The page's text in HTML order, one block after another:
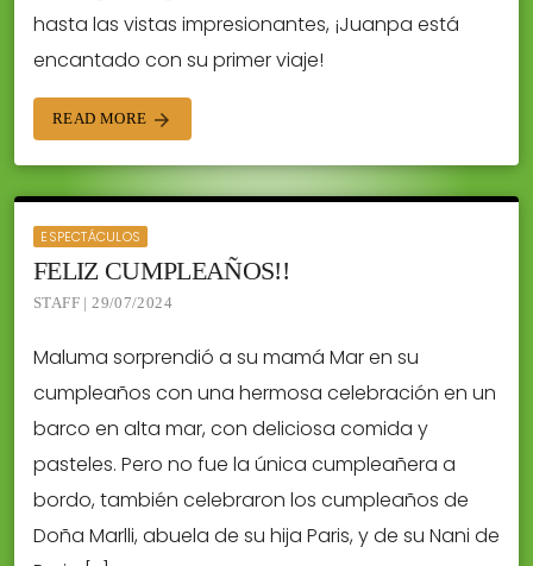
hasta las vistas impresionantes, ¡Juanpa está
encantado con su primer viaje!
READ MORE arrow_forward
ESPECTÁCULOS
FELIZ CUMPLEAÑOS!!
STAFF | 29/07/2024
Maluma sorprendió a su mamá Mar en su
cumpleaños con una hermosa celebración en un
barco en alta mar, con deliciosa comida y
pasteles. Pero no fue la única cumpleañera a
bordo, también celebraron los cumpleaños de
Doña Marlli, abuela de su hija Paris, y de su Nani de